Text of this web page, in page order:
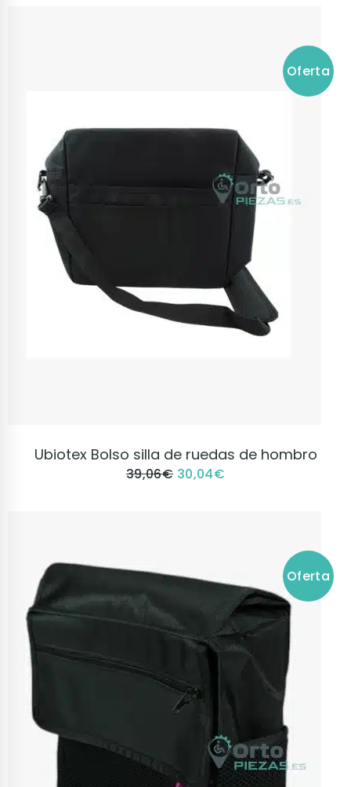
Oferta
VER PRODUCTO
Ubiotex Bolso silla de ruedas de hombro
39,06€ 30,04€
Oferta